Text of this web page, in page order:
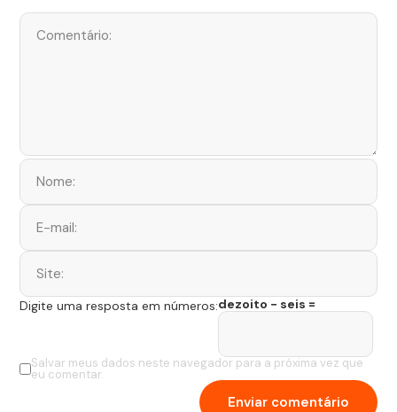
Salvar meus dados neste navegador para a próxima vez que
eu comentar.
Digite uma resposta em números:dezoito − seis =